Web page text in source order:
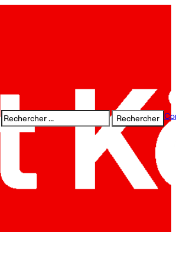
Rechercher